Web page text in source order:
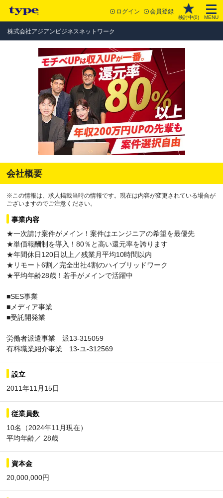
ログイン 会員登録
検討中(0) MENU
株式会社アジアンビジネスネットワーク
会社概要
※この情報は、求人掲載当時の情報です。現在は内容が変更されている場合が
ございますのでご注意ください。
事業内容
★一次請け案件がメイン！案件はエンジニアの希望を最優先
★単価報酬制を導入！80％と高い還元率を誇ります
★年間休日120日以上／残業月平均10時間以内
★リモート6割／完全出社4割のハイブリッドワーク
★平均年齢28歳！若手がメインで活躍中
■SES事業
■メディア事業
■受託開発業
労働者派遣事業 派13-315059
有料職業紹介事業 13-ユ-312569
設立
2011年11月15日
従業員数
10名（2024年11月現在）
平均年齢／ 28歳
資本金
20,000,000円